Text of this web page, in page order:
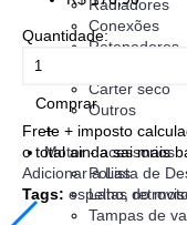
Radiadores
Conexões
Retenedores
Carter seco
Outros
+
Motor - acessorios
Polias
Latas do
Tampas de
Quantidade:
Comprar
Frete + imposto
o total ainda sai mais
Adicionar a Lista de
Tags: espelho,